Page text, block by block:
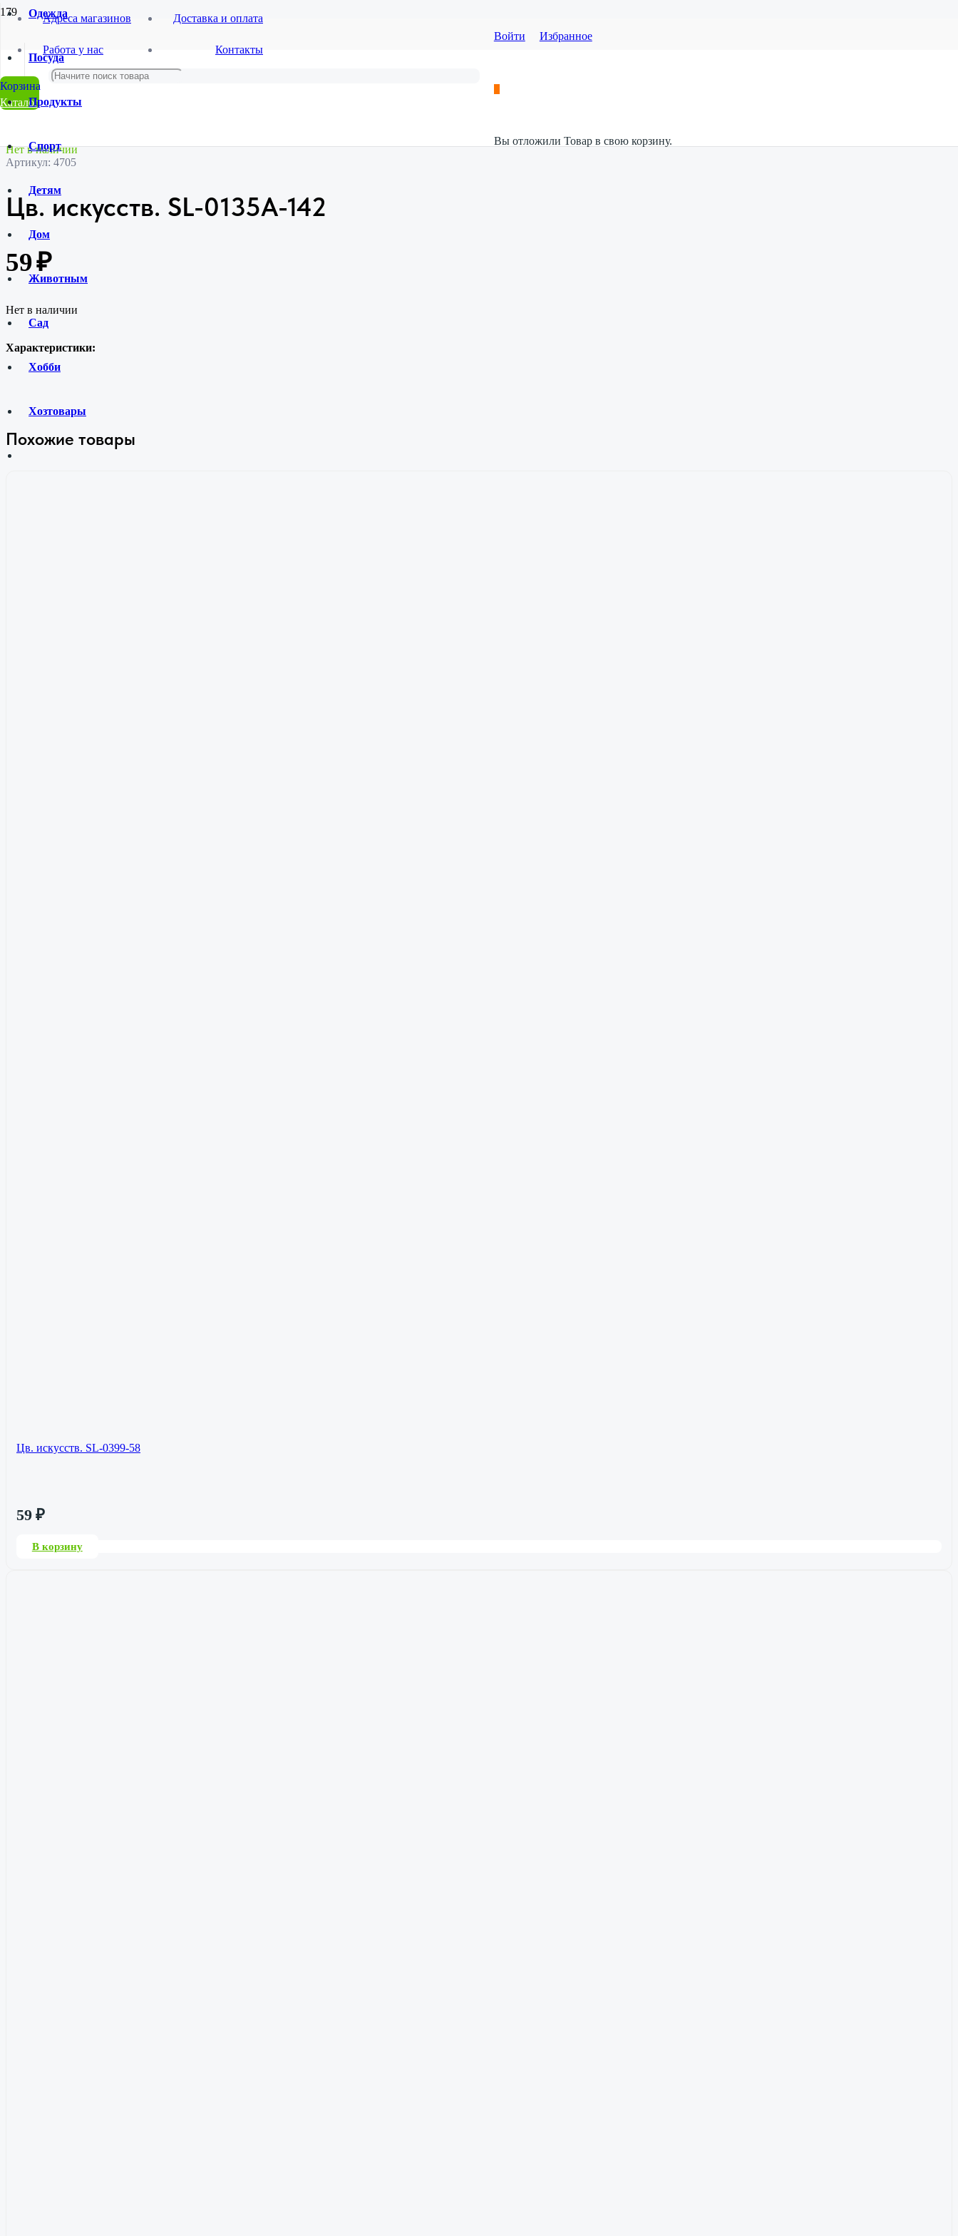
Адреса магазинов
Работа у нас
Доставка и оплата
Контакты
Каталог
Войти Избранное
Вы отложили Товарв свою корзину.
Одежда
Посуда
Продукты
Спорт
Детям
Дом
Животным
Сад
Хобби
Хозтовары
Главная
Магазин
Искусственные цветы
Букеты
Цв. искусств. SL-0135А-142
Нет в наличии
Артикул: 4705
Цв. искусств. SL-0135А-142
59₽
Нет в наличии
Характеристики:
Похожие товары
Цв. искусств. SL-0399-58
59 ₽
В корзину